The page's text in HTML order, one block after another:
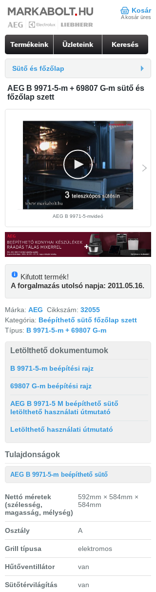
Kosár
A kosár üres
Termékeink Üzleteink Keresés
Sütő és főzőlap
AEG B 9971-5-m + 69807 G-m sütő és
főzőlap szett
AEG B 9971-5-mvideó
Kifutott termék!
A forgalmazás utolsó napja: 2011.05.16.
Márka: AEG Cikkszám: 32055
Kategória: Beépíthető sütő főzőlap szett
Típus: B 9971-5-m + 69807 G-m
Letölthető dokumentumok
B 9971-5-m beépítési rajz
69807 G-m beépítési rajz
AEG B 9971-5 M beépíthető sütő
letölthető használati útmutató
Letölthető használati útmutató
Tulajdonságok
AEG B 9971-5-m beépíthető sütő
Nettó méretek
(szélesség,
magasság, mélység)
592mm × 584mm ×
584mm
Osztály A
Grill típusa elektromos
Hűtőventillátor van
Sütőtérvilágítás van